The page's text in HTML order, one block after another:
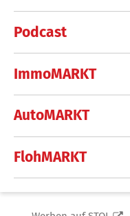
Podcast
ImmoMARKT
AutoMARKT
FlohMARKT